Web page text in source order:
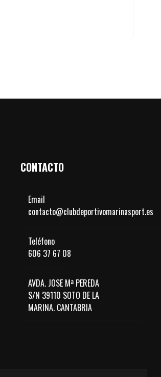
CONTACTO
Email
contacto@clubdeportivomarinasport.es
Teléfono
606 37 67 08
AVDA. JOSE Mª PEREDA
S/N 39110 SOTO DE LA
MARINA. CANTABRIA